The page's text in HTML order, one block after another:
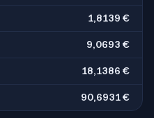
1,8139 €
9,0693 €
18,1386 €
90,6931 €